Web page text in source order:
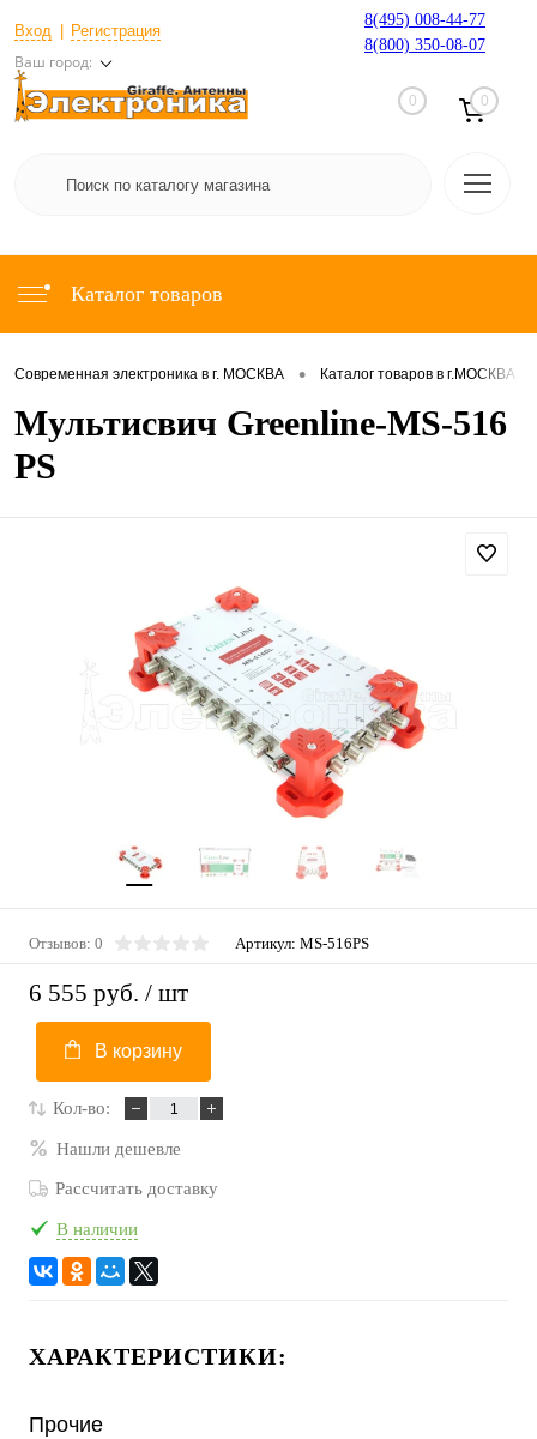
Вход Регистрация
Ваш город:
8(495) 008-44-77
8(800) 350-08-07
0 0
Каталог товаров
Современная электроника в г. МОСКВА • Каталог товаров в г.МОСКВА
Мультисвич Greenline-MS-516
PS
Отзывов: 0 Артикул: MS-516PS
6 555 руб. / шт
В корзину
Кол-во:
Нашли дешевле
Рассчитать доставку
В наличии
ХАРАКТЕРИСТИКИ:
Прочие